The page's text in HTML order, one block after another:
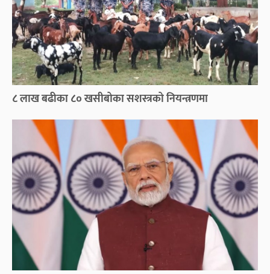
८ लाख बढीका ८० खसीबोका सशस्त्रको नियन्त्रणमा